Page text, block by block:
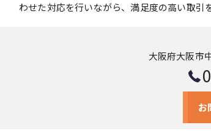
わせた対応を行いながら、満足度の高い取引
大阪府大阪市
お